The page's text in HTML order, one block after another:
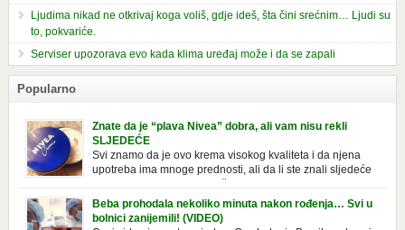
Ljudima nikad ne otkrivaj koga voliš, gdje ideš, šta čini srećnim… Ljudi su
to, pokvariće.
Serviser upozorava evo kada klima uređaj može i da se zapali
Popularno
Znate da je “plava Nivea” dobra, ali vam nisu rekli
SLJEDEĆE
Svi znamo da je ovo krema visokog kvaliteta i da njena
upotreba ima mnoge prednosti, ali da li ste znali sljedeće
o njoj. Nivea krema u klasičnoj, plavoj kutiji,
prepoznatljivog mirisa i jednostavne formule, jeste nezamenljiv inventar
u kupatilima i muškaraca i žena. Mnogi ljudi se ne odvajaju od nje, pa je
čak nose sa […]
Beba prohodala nekoliko minuta nakon rođenja… Svi u
bolnici zanijemili! (VIDEO)